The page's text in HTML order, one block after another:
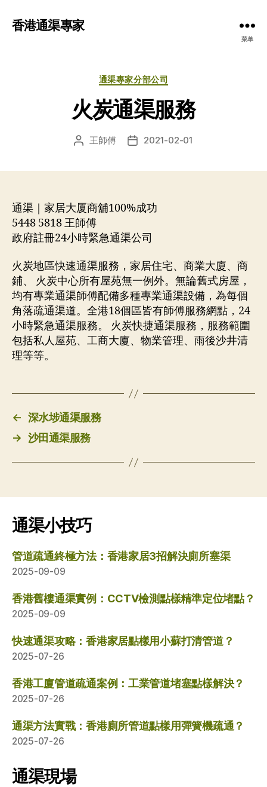
香港通渠專家
菜单
分
通渠專家分部公司
火炭通渠服務
文 王師傅
发 2021-02-01
通渠｜家居大厦商舖100%成功
5448 5818 王師傅
政府註冊24小時緊急通渠公司
火炭地區快速通渠服務，家居住宅、商業大廈、商
鋪、 火炭中心所有屋苑無一例外。無論舊式房屋，
均有專業通渠師傅配備多種專業通渠設備，為每個
角落疏通渠道。全港18個區皆有師傅服務網點，24
小時緊急通渠服務。 火炭快捷通渠服務，服務範圍
包括私人屋苑、工商大廈、物業管理、雨後沙井清
理等等。
← 深水埗通渠服務
→ 沙田通渠服務
通渠小技巧
管道疏通終極方法：香港家居3招解決廁所塞渠
2025-09-09
香港舊樓通渠實例：CCTV檢測點樣精準定位堵點？
2025-09-09
快速通渠攻略：香港家居點樣用小蘇打清管道？
2025-07-26
香港工廈管道疏通案例：工業管道堵塞點樣解決？
2025-07-26
通渠方法實戰：香港廁所管道點樣用彈簧機疏通？
2025-07-26
通渠現場